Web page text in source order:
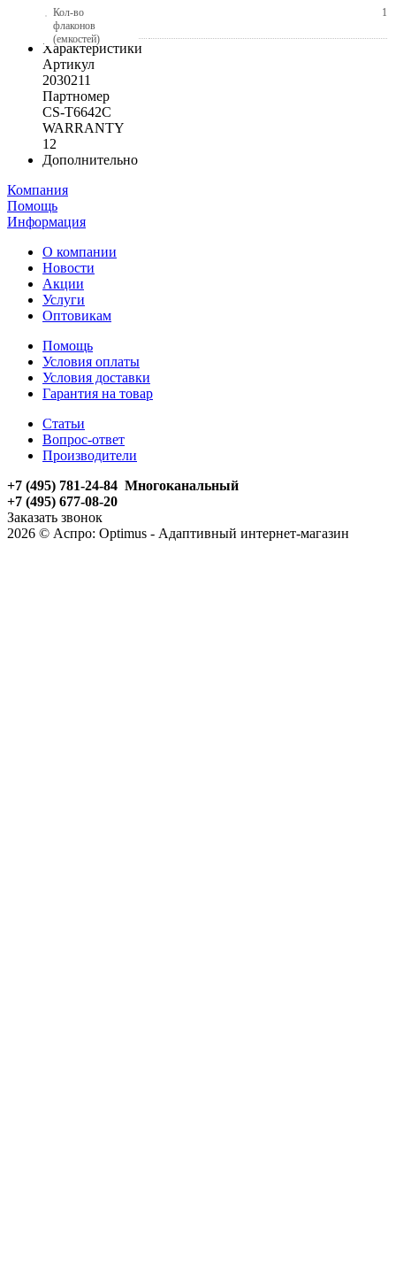
Кол-во
флаконов
(емкостей)
1
Характеристики
Артикул
2030211
Партномер
CS-T6642C
WARRANTY
12
Дополнительно
Компания
Помощь
Информация
О компании
Новости
Акции
Услуги
Оптовикам
Помощь
Условия оплаты
Условия доставки
Гарантия на товар
Статьи
Вопрос-ответ
Производители
+7 (495) 781-24-84 Многоканальный
+7 (495) 677-08-20
Заказать звонок
2026 © Аспро: Optimus - Адаптивный интернет-магазин